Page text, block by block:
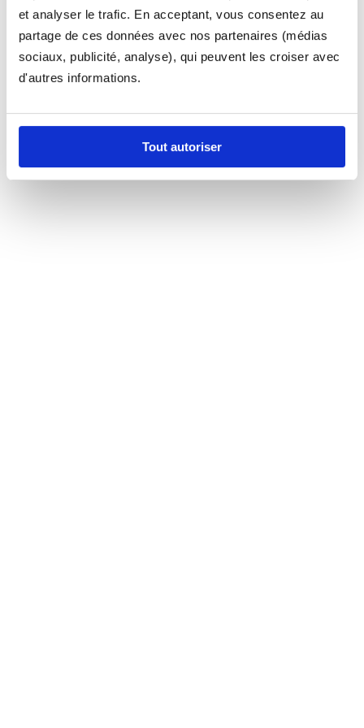
et analyser le trafic. En acceptant, vous consentez au
partage de ces données avec nos partenaires (médias
sociaux, publicité, analyse), qui peuvent les croiser avec
d'autres informations.
Tout autoriser